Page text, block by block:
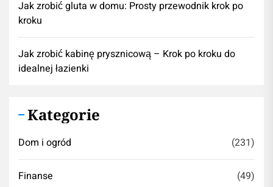
Jak zrobić gluta w domu: Prosty przewodnik krok po
kroku
Jak zrobić kabinę prysznicową – Krok po kroku do
idealnej łazienki
Kategorie
Dom i ogród (231)
Finanse (49)